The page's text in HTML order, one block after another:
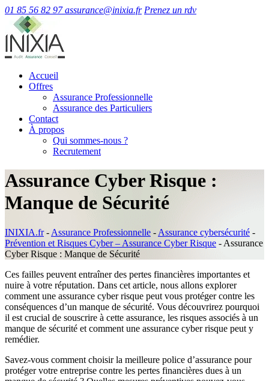
01 85 56 82 97 assurance@inixia.fr Prenez un rdv
Accueil
Offres
Assurance Professionnelle
Assurance des Particuliers
Contact
À propos
Qui sommes-nous ?
Recrutement
Assurance Cyber Risque :
Manque de Sécurité
INIXIA.fr- Assurance Professionnelle - Assurance cybersécurité -
Prévention et Risques Cyber – Assurance Cyber Risque - Assurance
Cyber Risque : Manque de Sécurité
Ces failles peuvent entraîner des pertes financières importantes et
nuire à votre réputation. Dans cet article, nous allons explorer
comment une assurance cyber risque peut vous protéger contre les
conséquences d’un manque de sécurité. Vous découvrirez pourquoi
il est crucial de souscrire à cette assurance, les risques associés à un
manque de sécurité et comment une assurance cyber risque peut y
remédier.
Savez-vous comment choisir la meilleure police d’assurance pour
protéger votre entreprise contre les pertes financières dues à un